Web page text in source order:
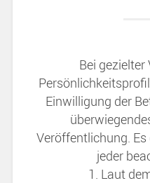
Bei
Einwilligung der
Veröffentlichung. Es
jeder
1. Laut